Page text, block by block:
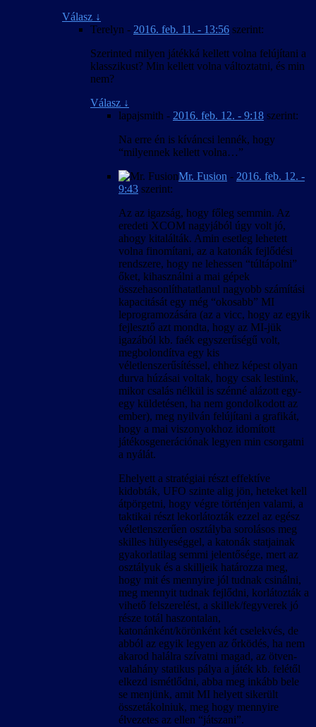
Válasz ↓
Terelyn - 2016. feb. 11. - 13:56 szerint:
Szerinted milyen játékká kellett volna felújítani a
klasszikust? Min kellett volna változtatni, és min
nem?
Válasz ↓
lapajsmith - 2016. feb. 12. - 9:18 szerint:
Na erre én is kíváncsi lennék, hogy
“milyennek kellett volna…”
Mr. Fusion - 2016. feb. 12. -
9:43 szerint:
Az az igazság, hogy főleg semmin. Az
eredeti XCOM nagyjából úgy volt jó,
ahogy kitalálták. Amin esetleg lehetett
volna finomítani, az a katonák fejlődési
rendszere, hogy ne lehessen “túltápolni”
őket, kihasználni a mai gépek
összehasonlíthatatlanul nagyobb számítási
kapacitását egy még “okosabb” MI
leprogramozására (az a vicc, hogy az egyik
fejlesztő azt mondta, hogy az MI-jük
igazából kb. faék egyszerűségű volt,
megbolondítva egy kis
véletlenszerűsítéssel, ehhez képest olyan
durva húzásai voltak, hogy csak lestünk,
mikor csalás nélkül is szénné alázott egy-
egy küldetésen, ha nem gondolkodott az
ember), meg nyilván felújítani a grafikát,
hogy a mai viszonyokhoz idomított
játékosgenerációnak legyen min csorgatni
a nyálát.
Ehelyett a stratégiai részt effektíve
kidobták, UFO szinte alig jön, heteket kell
átpörgetni, hogy végre történjen valami, a
taktikai részt lekorlátozták ezzel az egész
véletlenszerűen osztályba sorolásos meg
skilles hülyeséggel, a katonák statjainak
gyakorlatilag semmi jelentősége, mert az
osztályuk és a skilljeik határozza meg,
hogy mit és mennyire jól tudnak csinálni,
meg mennyit tudnak fejlődni, korlátozták a
vihető felszerelést, a skillek/fegyverek jó
része totál haszontalan,
katonánként/körönként két cselekvés, de
abból az egyik legyen az őrködés, ha nem
akarod halálra szívatni magad, az ötven-
valahány statikus pálya a játék kb. felétől
elkezd ismétlődni, abba meg inkább bele
se menjünk, amit MI helyett sikerült
összetákolniuk, meg hogy mennyire
élvezetes az ellen “játszani”.